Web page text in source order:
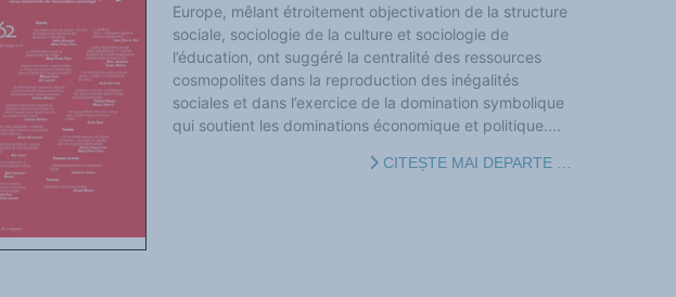
Europe, mêlant étroitement objectivation de la structure
sociale, sociologie de la culture et sociologie de
l’éducation, ont suggéré la centralité des ressources
cosmopolites dans la reproduction des inégalités
sociales et dans l’exercice de la domination symbolique
qui soutient les dominations économique et politique....
CITEȘTE MAI DEPARTE …